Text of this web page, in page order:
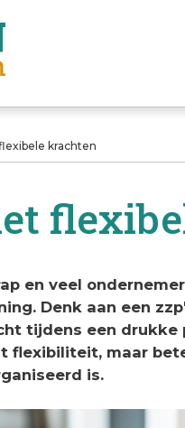
krachten
en veel
Denk aan een
tijdens een drukke
flexibiliteit, maar
is.